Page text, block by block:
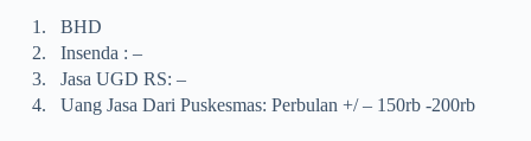
1.
BHD
2.
Insenda : –
3.
Jasa UGD RS: –
4.
Uang Jasa Dari Puskesmas: Perbulan +/ – 150rb -200rb